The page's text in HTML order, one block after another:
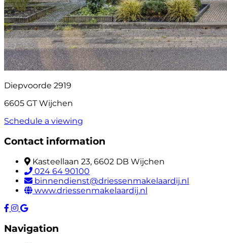
Diepvoorde 2919
6605 GT Wijchen
Schedule a viewing
Contact information
Kasteellaan 23, 6602 DB Wijchen
024 64 90100
binnendienst@driessenmakelaardij.nl
www.driessenmakelaardij.nl
Navigation